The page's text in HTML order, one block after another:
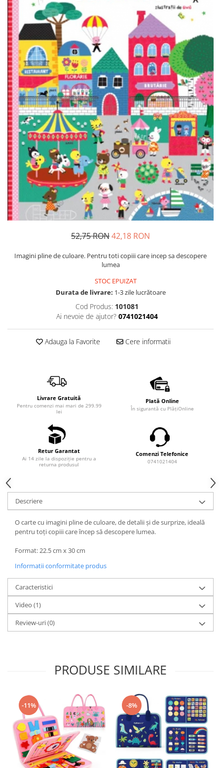
Usborne
52,75 RON42,18 RON
Imagini pline de culoare. Pentru toti copiii care incep sa descopere
lumea
STOC EPUIZAT
Durata de livrare: 1-3 zile lucrătoare
Cod Produs: 101081
Ai nevoie de ajutor? 0741021404
Adauga la Favorite Cere informatii
Livrare Gratuită
Pentru comenzi mai mari de 299.99
lei
Plată Online
În sigurantă cu PlățiOnline
Retur Garantat
Ai 14 zile la dispoziție pentru a
returna produsul
Comenzi Telefonice
0741021404
Descriere
O carte cu imagini pline de culoare, de detalii și de surprize, ideală
pentru toți copiii care încep să descopere lumea.
Format: 22.5 cm x 30 cm
Informatii conformitate produs
Caracteristici
Video (1)
Review-uri(0)
PRODUSE SIMILARE
-11% -8%